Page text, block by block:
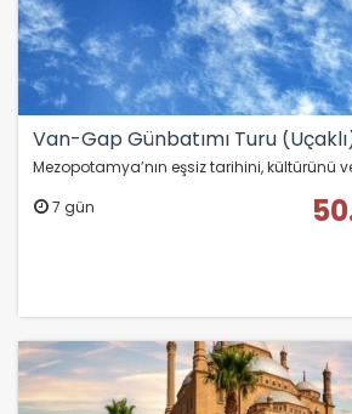
Pazarlama Çerezleri
Size ve ilgi alanlarınıza uygun
için kullanılır. Kapatırsanız
edersiniz, ancak daha az alakalı
7 gün